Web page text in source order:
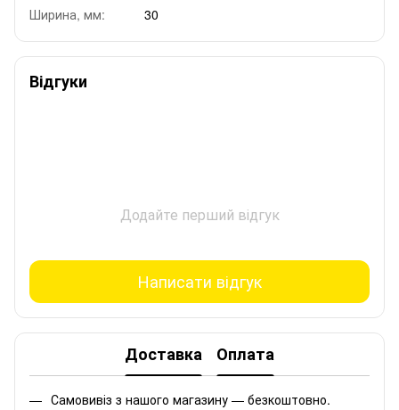
Ширина, мм:
30
Відгуки
Додайте перший відгук
Написати відгук
Доставка Оплата
Самовивіз з нашого магазину — безкоштовно.